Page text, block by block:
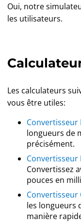
Oui, notre
les utilisateurs.
Les calculateurs
vous être utiles:
Convertisseur
longueurs de
précisément.
Convertisseur
Convertissez
pouces en
Convertisseur
les longueurs
manière